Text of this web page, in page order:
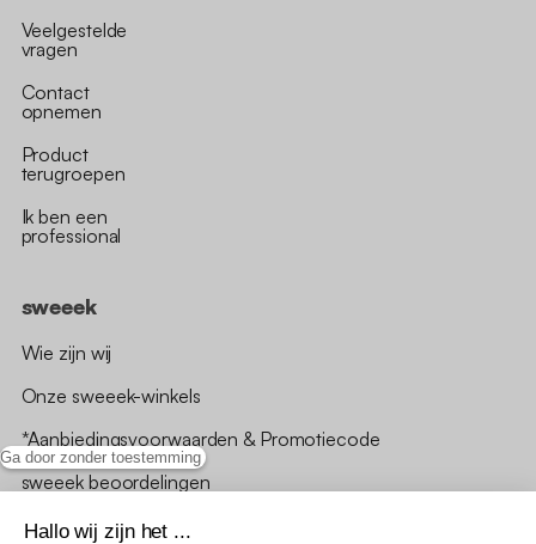
Ga door zonder toestemming
Hallo wij zijn het ...
Veelgestelde
vragen
Contact
opnemen
Product
terugroepen
Ik ben een
professional
sweeek
Wie zijn wij
Onze sweeek-winkels
*Aanbiedingsvoorwaarden & Promotiecode
sweeek beoordelingen